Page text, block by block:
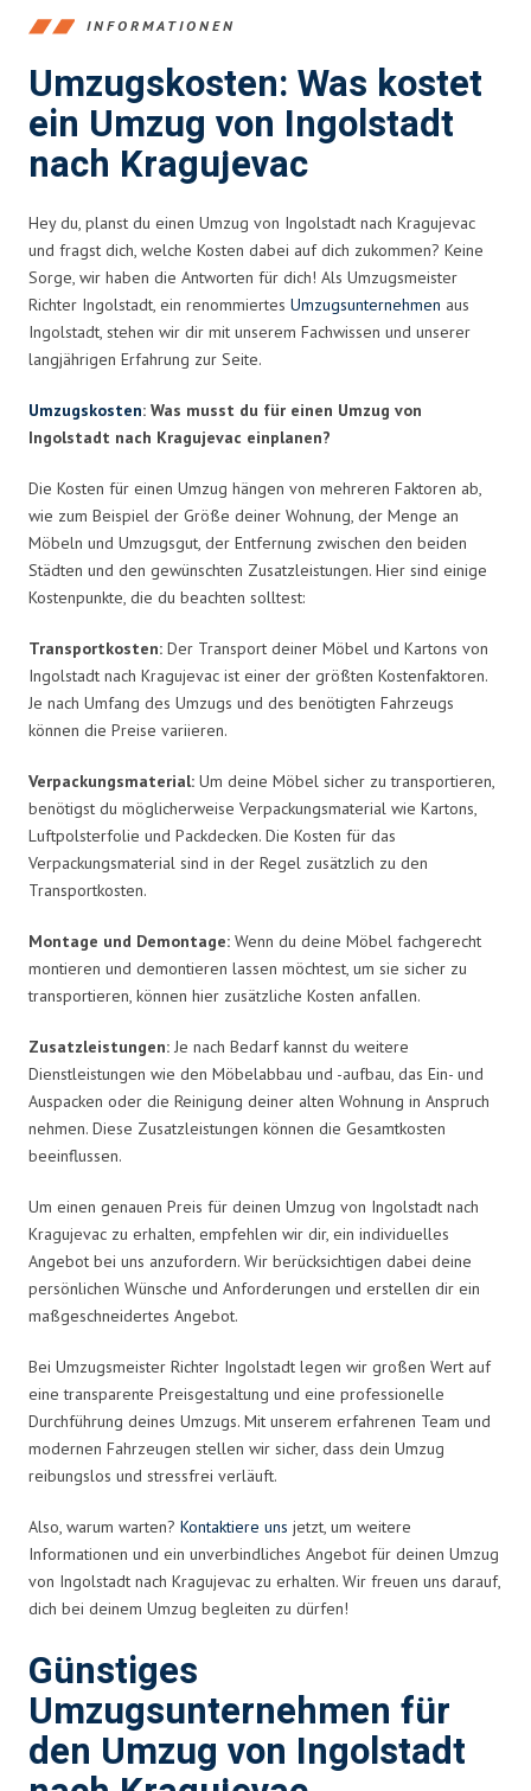
INFORMATIONEN
Umzugskosten: Was kostet
ein Umzug von Ingolstadt
nach Kragujevac
Hey du, planst du einen Umzug von Ingolstadt nach Kragujevac
und fragst dich, welche Kosten dabei auf dich zukommen? Keine
Sorge, wir haben die Antworten für dich! Als Umzugsmeister
Richter Ingolstadt, ein renommiertes Umzugsunternehmen aus
Ingolstadt, stehen wir dir mit unserem Fachwissen und unserer
langjährigen Erfahrung zur Seite.
Umzugskosten: Was musst du für einen Umzug von
Ingolstadt nach Kragujevac einplanen?
Die Kosten für einen Umzug hängen von mehreren Faktoren ab,
wie zum Beispiel der Größe deiner Wohnung, der Menge an
Möbeln und Umzugsgut, der Entfernung zwischen den beiden
Städten und den gewünschten Zusatzleistungen. Hier sind einige
Kostenpunkte, die du beachten solltest:
Transportkosten: Der Transport deiner Möbel und Kartons von
Ingolstadt nach Kragujevac ist einer der größten Kostenfaktoren.
Je nach Umfang des Umzugs und des benötigten Fahrzeugs
können die Preise variieren.
Verpackungsmaterial: Um deine Möbel sicher zu transportieren,
benötigst du möglicherweise Verpackungsmaterial wie Kartons,
Luftpolsterfolie und Packdecken. Die Kosten für das
Verpackungsmaterial sind in der Regel zusätzlich zu den
Transportkosten.
Montage und Demontage: Wenn du deine Möbel fachgerecht
montieren und demontieren lassen möchtest, um sie sicher zu
transportieren, können hier zusätzliche Kosten anfallen.
Zusatzleistungen: Je nach Bedarf kannst du weitere
Dienstleistungen wie den Möbelabbau und -aufbau, das Ein- und
Auspacken oder die Reinigung deiner alten Wohnung in Anspruch
nehmen. Diese Zusatzleistungen können die Gesamtkosten
beeinflussen.
Um einen genauen Preis für deinen Umzug von Ingolstadt nach
Kragujevac zu erhalten, empfehlen wir dir, ein individuelles
Angebot bei uns anzufordern. Wir berücksichtigen dabei deine
persönlichen Wünsche und Anforderungen und erstellen dir ein
maßgeschneidertes Angebot.
Bei Umzugsmeister Richter Ingolstadt legen wir großen Wert auf
eine transparente Preisgestaltung und eine professionelle
Durchführung deines Umzugs. Mit unserem erfahrenen Team und
modernen Fahrzeugen stellen wir sicher, dass dein Umzug
reibungslos und stressfrei verläuft.
Also, warum warten? Kontaktiere uns jetzt, um weitere
Informationen und ein unverbindliches Angebot für deinen Umzug
von Ingolstadt nach Kragujevac zu erhalten. Wir freuen uns darauf,
dich bei deinem Umzug begleiten zu dürfen!
Günstiges
Umzugsunternehmen für
den Umzug von Ingolstadt